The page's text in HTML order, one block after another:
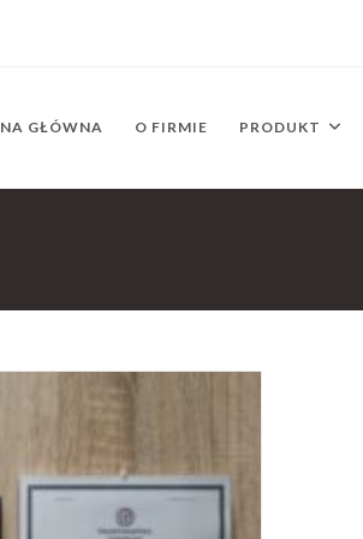
GŁÓWNA O FIRMIE PRODUKT